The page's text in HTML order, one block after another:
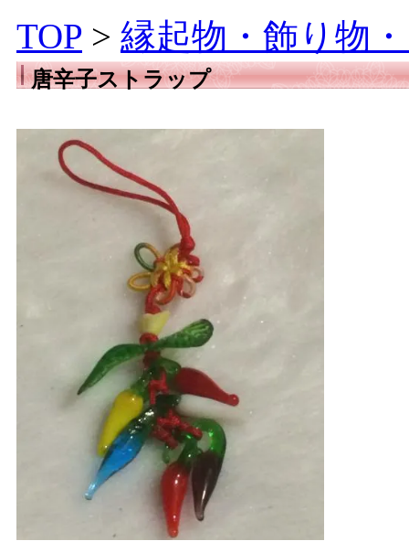
TOP > 縁起物・飾り物
唐辛子ストラップ